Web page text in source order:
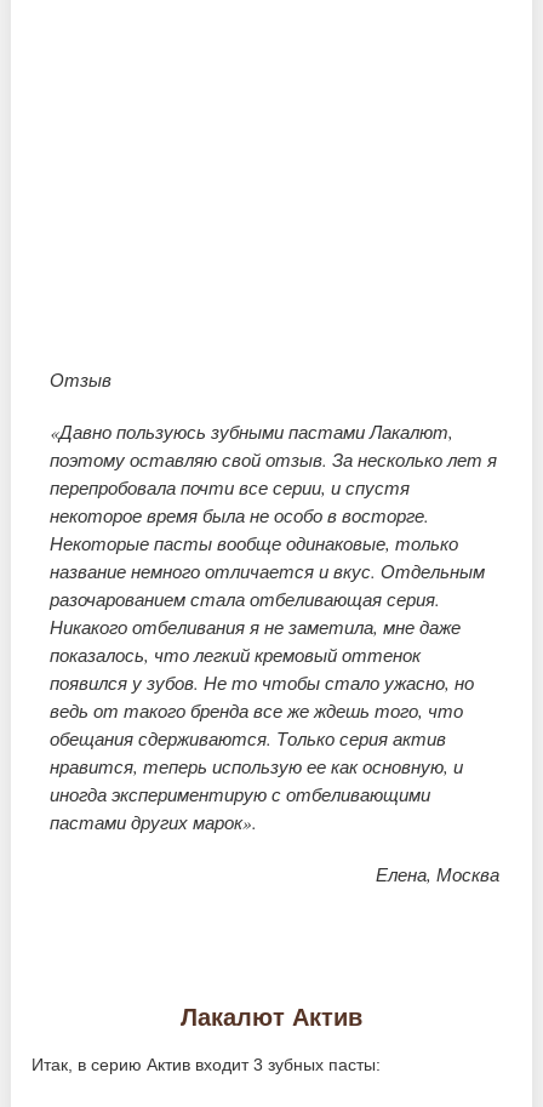
Отзыв
«Давно пользуюсь зубными пастами Лакалют,
поэтому оставляю свой отзыв. За несколько лет я
перепробовала почти все серии, и спустя
некоторое время была не особо в восторге.
Некоторые пасты вообще одинаковые, только
название немного отличается и вкус. Отдельным
разочарованием стала отбеливающая серия.
Никакого отбеливания я не заметила, мне даже
показалось, что легкий кремовый оттенок
появился у зубов. Не то чтобы стало ужасно, но
ведь от такого бренда все же ждешь того, что
обещания сдерживаются. Только серия актив
нравится, теперь использую ее как основную, и
иногда экспериментирую с отбеливающими
пастами других марок».
Елена, Москва
Лакалют Актив
Итак, в серию Актив входит 3 зубных пасты: